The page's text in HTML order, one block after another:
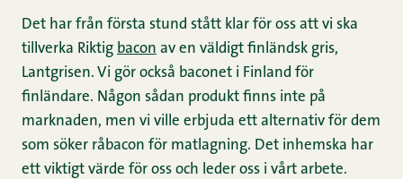
Det har från första stund stått klar för oss att vi ska
tillverka Riktig bacon av en väldigt finländsk gris,
Lantgrisen. Vi gör också baconet i Finland för
finländare. Någon sådan produkt finns inte på
marknaden, men vi ville erbjuda ett alternativ för dem
som söker råbacon för matlagning. Det inhemska har
ett viktigt värde för oss och leder oss i vårt arbete.